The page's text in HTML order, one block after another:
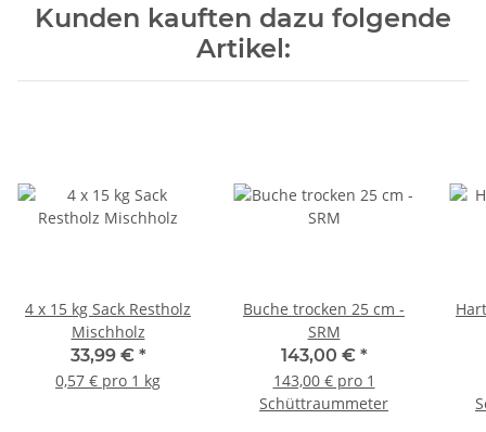
Kunden kauften dazu folgende
Artikel:
4 x 15 kg Sack Restholz
Mischholz
33,99 € *
0,57 € pro 1 kg
Buche trocken 25 cm -
SRM
143,00 € *
143,00 € pro 1
Schüttraummeter